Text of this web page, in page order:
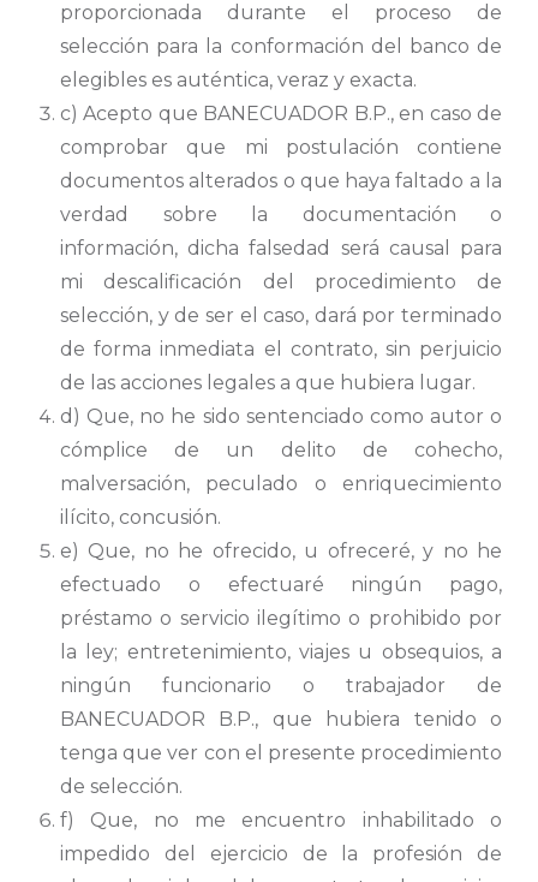
proporcionada durante el proceso de
selección para la conformación del banco de
elegibles es auténtica, veraz y exacta.
c) Acepto que BANECUADOR B.P., en caso de
comprobar que mi postulación contiene
documentos alterados o que haya faltado a la
verdad sobre la documentación o
información, dicha falsedad será causal para
mi descalificación del procedimiento de
selección, y de ser el caso, dará por terminado
de forma inmediata el contrato, sin perjuicio
de las acciones legales a que hubiera lugar.
d) Que, no he sido sentenciado como autor o
cómplice de un delito de cohecho,
malversación, peculado o enriquecimiento
ilícito, concusión.
e) Que, no he ofrecido, u ofreceré, y no he
efectuado o efectuaré ningún pago,
préstamo o servicio ilegítimo o prohibido por
la ley; entretenimiento, viajes u obsequios, a
ningún funcionario o trabajador de
BANECUADOR B.P., que hubiera tenido o
tenga que ver con el presente procedimiento
de selección.
f) Que, no me encuentro inhabilitado o
impedido del ejercicio de la profesión de